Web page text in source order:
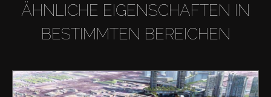
ÄHNLICHE EIGENSCHAFTEN IN
BESTIMMTEN BEREICHEN